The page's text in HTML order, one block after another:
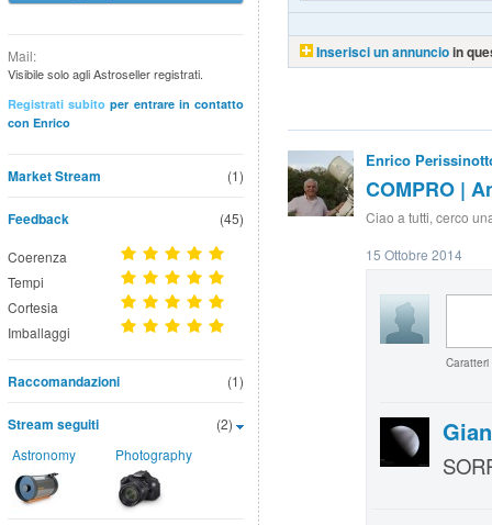
Mail:
Visibile solo agli Astroseller registrati.
Registrati subito per entrare in contatto
con Enrico
(1)
Market Stream
Feedback (45)
Coerenza
Tempi
Cortesia
Imballaggi
(1)
Raccomandazioni
(2)
Stream seguiti
Astronomy Photography
Inserisci un annuncioin
Enrico
COMPRO |
Ciao a tutti, cerco
15 Ottobre 2014